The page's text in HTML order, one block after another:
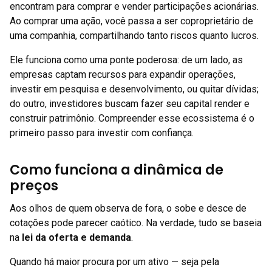
encontram para comprar e vender participações acionárias.
Ao comprar uma ação, você passa a ser coproprietário de
uma companhia, compartilhando tanto riscos quanto lucros.
Ele funciona como uma ponte poderosa: de um lado, as
empresas captam recursos para expandir operações,
investir em pesquisa e desenvolvimento, ou quitar dívidas;
do outro, investidores buscam fazer seu capital render e
construir patrimônio. Compreender esse ecossistema é o
primeiro passo para investir com confiança.
Como funciona a dinâmica de
preços
Aos olhos de quem observa de fora, o sobe e desce de
cotações pode parecer caótico. Na verdade, tudo se baseia
na lei da oferta e demanda.
Quando há maior procura por um ativo — seja pela